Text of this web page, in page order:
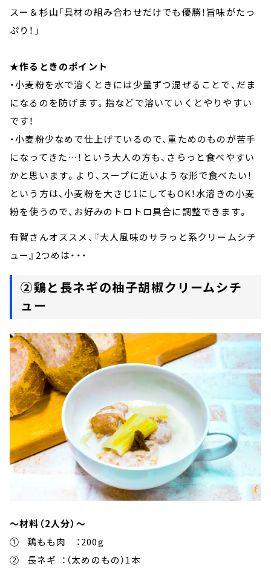
スー＆杉山「具材の組み合わせだけでも優勝！旨味がたっ
ぷり！」
★作るときのポイント
・小麦粉を水で溶くときには少量ずつ混ぜることで、だま
になるのを防げます。指などで溶いていくとやりやすい
です！
・小麦粉少なめで仕上げているので、重ためのものが苦手
になってきた…！という大人の方も、さらっと食べやすい
かと思います。より、スープに近いような形で食べたい！
という方は、小麦粉を大さじ1にしてもOK！水溶きの小麦
粉を使うので、お好みのトロトロ具合に調整できます。
有賀さんオススメ、『大人風味のサラっと系クリームシチ
ュー』2つめは・・・
②鶏と長ネギの柚子胡椒クリームシチ
ュー
～材料（2人分）～
① 鶏もも肉 ：200g
② 長ネギ ：（太めのもの）1本